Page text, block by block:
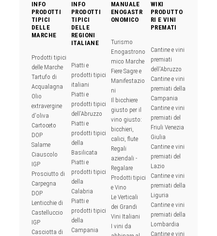
INFO
PRODOTTI
TIPICI
DELLE
MARCHE
Prodotti tipici
delle Marche
Tartufo di
Acqualagna
Olio
extravergine
d'oliva
Cartoceto
DOP
Salame
Ciauscolo
IGP
Prosciutto di
Carpegna
DOP
Lenticchie di
Castelluccio
IGP
Casciotta di
INFO
PRODOTTI
TIPICI
DELLE
REGIONI
ITALIANE
Piatti e
prodotti tipici
italiani
Piatti e
prodotti tipici
dell'Abruzzo
Piatti e
prodotti tipici
della
Basilicata
Piatti e
prodotti tipici
della
Calabria
Piatti e
prodotti tipici
della
Campania
MANUALE
ENOGASTR
ONOMICO
Turismo
Enogastrono
mico Marche
Fiere Sagre e
Manifestazio
ni
Il bicchiere
giusto per il
vino giusto:
bicchieri,
calici, flute
Regali
aziendali -
Regalare
Prodotti tipici
e Vino
Le Verticali
dei Grandi
Vini Italiani
I vini da
WIKI
PRODUTTO
RI E VINI
PREMATI
Cantine e vini
premiati
dell'Abruzzo
Cantine e vini
premiati della
Campania
Cantine e vini
premiati del
Friuli Venezia
Giulia
Cantine e vini
premiati del
Lazio
Cantine e vini
premiati della
Liguria
Cantine e vini
premiati della
Lombardia
Cantine e vini